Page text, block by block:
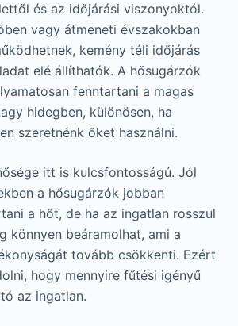
és az időjárási viszonyoktól.
vagy átmeneti évszakokban
kemény téli időjárás
elé állíthatók. A hősugárzók
fenntartani a magas
hidegben, különösen, ha
szeretnénk őket használni.
itt is kulcsfontosságú. Jól
a hősugárzók jobban
a hőt, de ha az ingatlan rosszul
könnyen beáramolhat, ami a
tovább csökkenti. Ezért
hogy mennyire fűtési igényű
az ingatlan.